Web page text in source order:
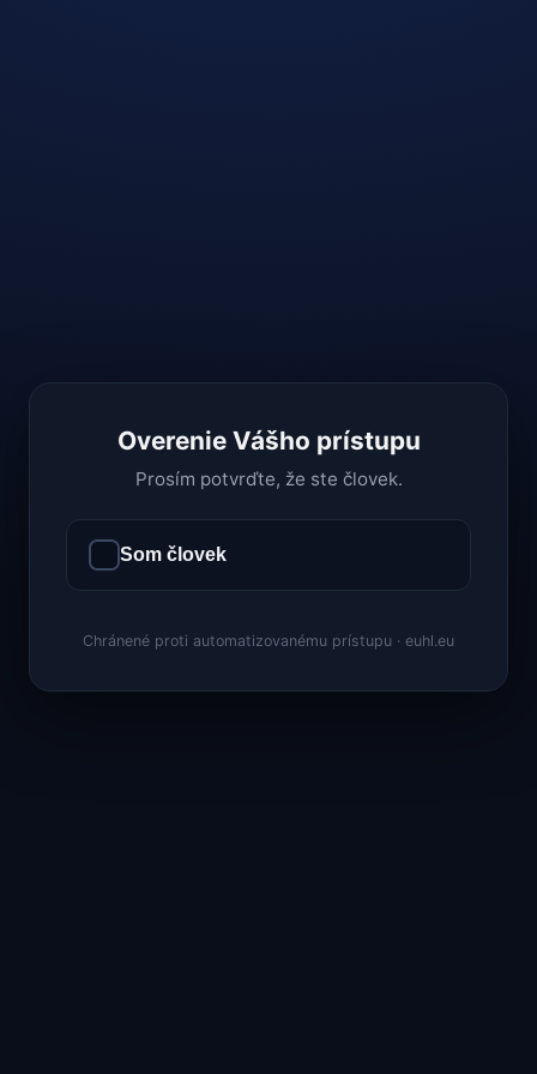
Overenie Vášho prístupu
Prosím potvrďte, že ste človek.
Som človek
Chránené proti automatizovanému prístupu · euhl.eu